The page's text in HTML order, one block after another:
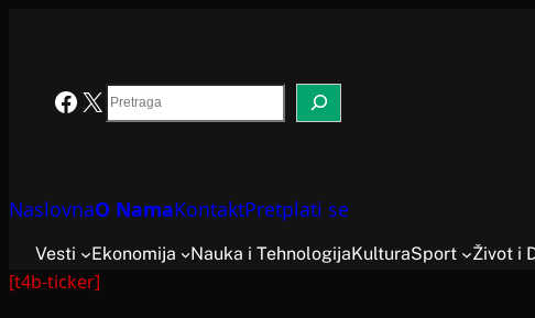
Facebook
X Search
NaslovnaO NamaKontaktPretplati se
Vesti Ekonomija Nauka i TehnologijaKulturaSport Život i
[t4b-ticker]